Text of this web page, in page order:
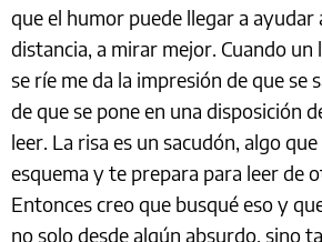
que el humor puede llegar a ayudar
distancia, a mirar mejor. Cuando
se ríe me da la impresión de que se
de que se pone en una disposición
leer. La risa es un sacudón, algo
esquema y te prepara para leer de
Entonces creo que busqué eso y
no solo desde algún absurdo, sino